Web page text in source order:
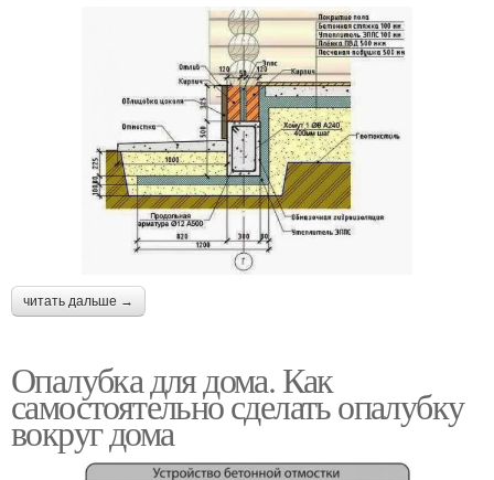
читать дальше →
Опалубка для дома. Как
самостоятельно сделать опалубку
вокруг дома